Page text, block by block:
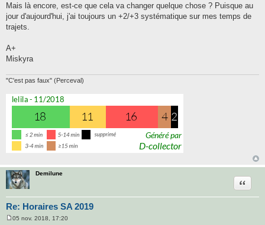
Mais là encore, est-ce que cela va changer quelque chose ? Puisque au
jour d'aujourd'hui, j'ai toujours un +2/+3 systématique sur mes temps de
trajets.
A+
Miskyra
"C'est pas faux" (Perceval)
Demilune
Re: Horaires SA 2019
05 nov. 2018, 17:20